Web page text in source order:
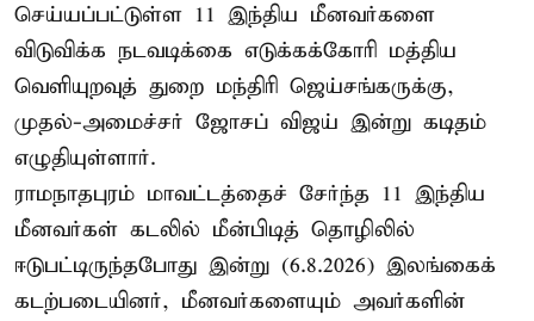
செய்யப்பட்டுள்ள 11 இந்திய மீனவர்களை
விடுவிக்க நடவடிக்கை எடுக்கக்கோரி மத்திய
வெளியுறவுத் துறை மந்திரி ஜெய்சங்கருக்கு,
முதல்-அமைச்சர் ஜோசப் விஜய் இன்று கடிதம்
எழுதியுள்ளார்.
ராமநாதபுரம் மாவட்டத்தைச் சேர்ந்த 11 இந்திய
மீனவர்கள் கடலில் மீன்பிடித் தொழிலில்
ஈடுபட்டிருந்தபோது இன்று (6.8.2026) இலங்கைக்
கடற்படையினர், மீனவர்களையும் அவர்களின்